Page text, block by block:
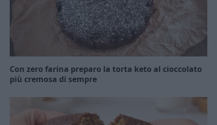
Con zero farina preparo la torta keto al cioccolato
più cremosa di sempre